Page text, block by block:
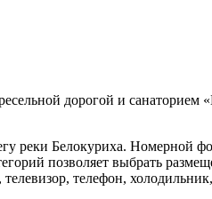
дорогой и санаторием
реки Белокуриха. Номерной
позволяет выбрать
телефон,